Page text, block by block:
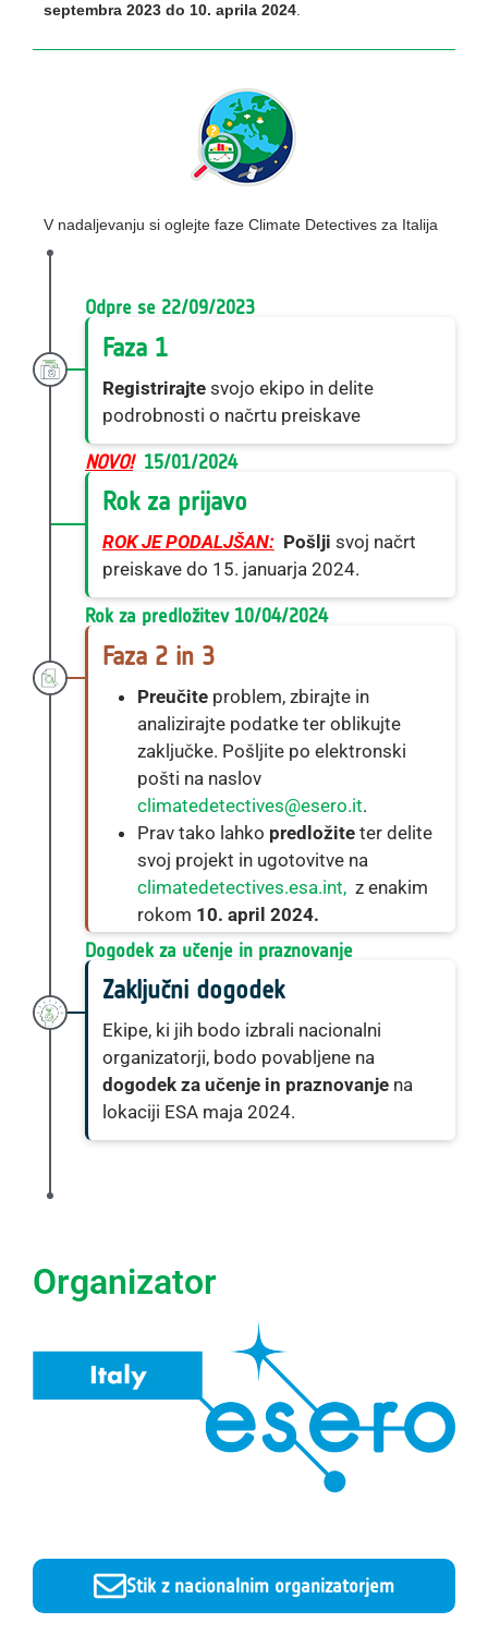
septembra 2023 do 10. aprila 2024.
V nadaljevanju si oglejte faze Climate Detectives za Italija
Odpre se 22/09/2023
Faza 1
Registrirajtesvojo ekipo in delite
podrobnosti o načrtu preiskave
NOVO! 15/01/2024
Rok za prijavo
ROK JE PODALJŠAN: Pošlji svoj načrt
preiskave do 15. januarja 2024.
Rok za predložitev 10/04/2024
Faza 2 in 3
Preučiteproblem, zbirajte in
analizirajte podatke ter oblikujte
zaključke. Pošljite po elektronski
pošti na naslov
climatedetectives@esero.it.
Prav tako lahko predložiteter delite
svoj projekt in ugotovitve na
climatedetectives.esa.int, z enakim
rokom 10. april 2024.
Dogodek za učenje in praznovanje
Zaključni dogodek
Ekipe, ki jih bodo izbrali nacionalni
organizatorji, bodo povabljene na
dogodek za učenje in praznovanjena
lokaciji ESA maja 2024.
Organizator
Stik z nacionalnim organizatorjem